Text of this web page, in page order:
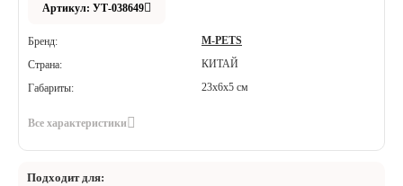
Артикул: УТ-038649
Бренд:
M-PETS
Страна:
КИТАЙ
Габариты:
23х6х5 см
Все характеристики
Подходит для: